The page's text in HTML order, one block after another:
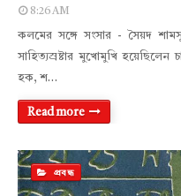
8:26 AM
কলমের সঙ্গে সংসার - সৈয়দ
সাহিত্যস্রষ্টার মুখোমুখি
হক, শ…
Read more
প্রবন্ধ